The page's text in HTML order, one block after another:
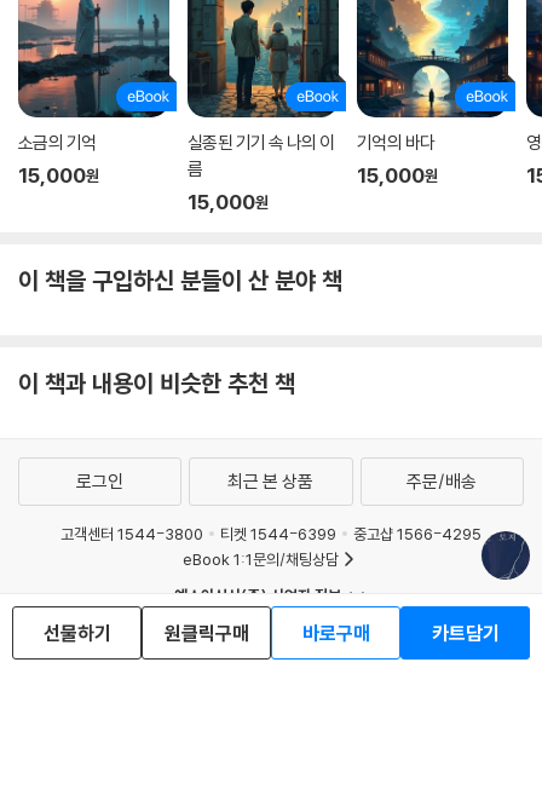
소금의 기억
15,000원
실종된 기기 속 나의 이
름
15,000원
기억의 바다
15,000원
이 책을 구입하신 분들이 산 분야 책
이 책과 내용이 비슷한 추천 책
선물하기 원클릭구매 바로구매 카트담기
로그인 최근 본 상품 주문/배송
고객센터 1544-3800 티켓 1544-6399
중고샵 1566-4295
eBook 1:1문의/채팅상담
예스이십사(주) 사업자 정보
이용약관
개인정보처리방침
청소년보호정책
PC버전
회사소개
거래처관계자께